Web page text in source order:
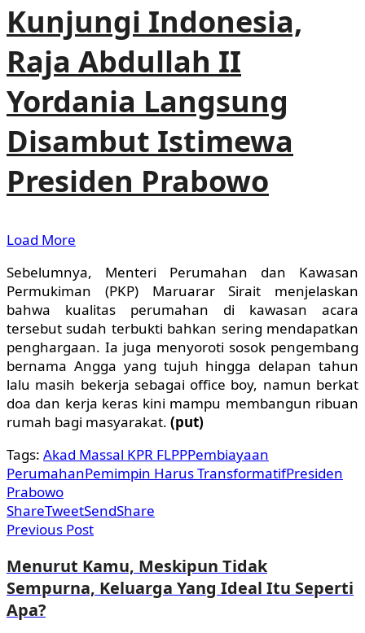
Kunjungi Indonesia,
Raja Abdullah II
Yordania Langsung
Disambut Istimewa
Presiden Prabowo
Load More
Sebelumnya, Menteri Perumahan dan Kawasan
Permukiman (PKP) Maruarar Sirait menjelaskan
bahwa kualitas perumahan di kawasan acara
tersebut sudah terbukti bahkan sering mendapatkan
penghargaan. Ia juga menyoroti sosok pengembang
bernama Angga yang tujuh hingga delapan tahun
lalu masih bekerja sebagai office boy, namun berkat
doa dan kerja keras kini mampu membangun ribuan
rumah bagi masyarakat. (put)
Tags: Akad Massal KPR FLPPPembiayaan
PerumahanPemimpin Harus TransformatifPresiden
Prabowo
ShareTweetSendShare
Previous Post
Menurut Kamu, Meskipun Tidak
Sempurna, Keluarga Yang Ideal Itu Seperti
Apa?